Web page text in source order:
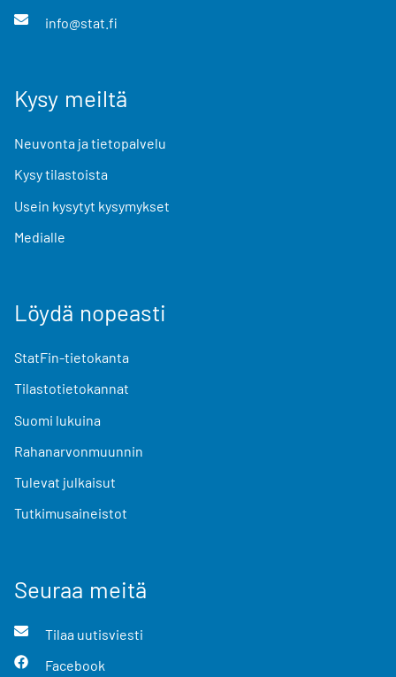
info@stat.fi
Kysy meiltä
Neuvonta ja tietopalvelu
Kysy tilastoista
Usein kysytyt kysymykset
Medialle
Löydä nopeasti
StatFin-tietokanta
Tilastotietokannat
Suomi lukuina
Rahanarvonmuunnin
Tulevat julkaisut
Tutkimusaineistot
Seuraa meitä
Tilaa uutisviesti
Facebook